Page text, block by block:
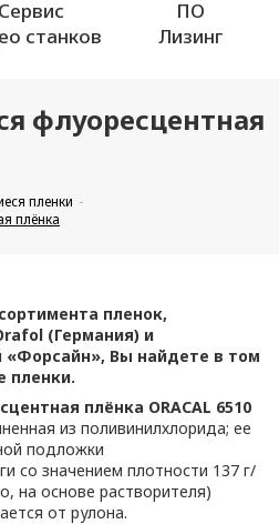
Сервис
ПО
станков Лизинг
флуоресцентная
пленки
плёнка
пленок,
(Германия) и
«Форсайн», Вы найдете в том
пленки.
плёнка ORACAL 6510
из поливинилхлорида; ее
подложки
со значением плотности 137 г/
на основе растворителя)
от рулона.